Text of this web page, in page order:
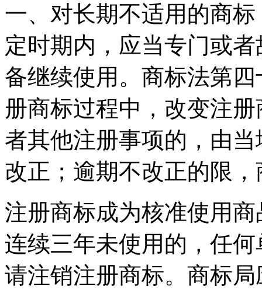
一、对长期不适用的商
定时期内，应当专门或
备继续使用。商标法第
册商标过程中，改变注
者其他注册事项的，由
改正；逾期不改正的限
注册商标成为核准使用
连续三年未使用的，任
请注销注册商标。商标